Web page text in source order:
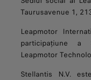
Taurusavenue 1,
Leapmotor
participațiune a
Leapmotor
Stellantis N.V.